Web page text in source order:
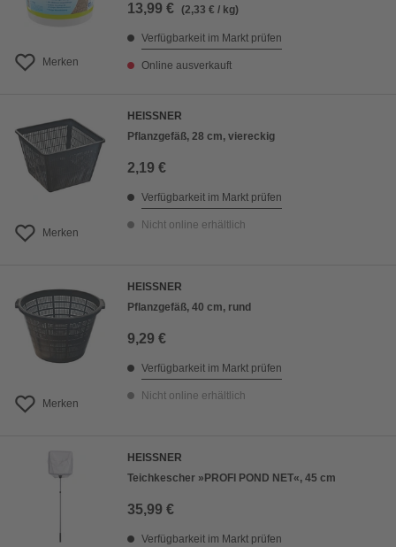
Merken
13,99 € (2,33 € / kg)
Verfügbarkeit im Markt prüfen
Online ausverkauft
Merken
HEISSNER
Pflanzgefäß, 28 cm, viereckig
2,19 €
Verfügbarkeit im Markt prüfen
Nicht online erhältlich
Merken
HEISSNER
Pflanzgefäß, 40 cm, rund
9,29 €
Verfügbarkeit im Markt prüfen
Nicht online erhältlich
HEISSNER
Teichkescher »PROFI POND NET«, 45 cm
35,99 €
Verfügbarkeit im Markt prüfen